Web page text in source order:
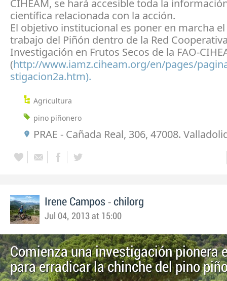
CIHEAM, se hará accesible toda la
científica relacionada con la acción.
El objetivo institucional es poner en marcha
trabajo del Piñón dentro de la Red
Investigación en Frutos Secos de la FAO-
(http://www.iamz.ciheam.org/en/pages/
stigacion2a.htm).
Agricultura
pino piñonero
PRAE - Cañada Real, 306, 47008.
Irene Campos - chilorg
Jul 04, 2013 at 15:00
Comienza una investigación pionera
para erradicar la chinche del pino